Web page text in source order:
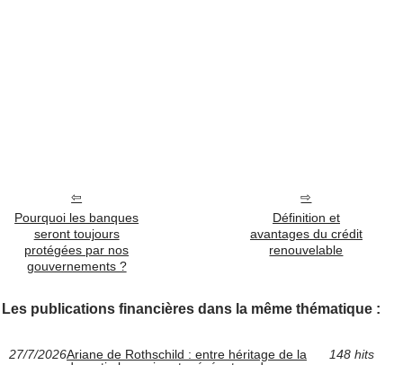
Pourquoi les banques
seront toujours
protégées par nos
gouvernements ?
Définition et
avantages du crédit
renouvelable
Les publications financières dans la même thématique :
27/7/2026Ariane de Rothschild : entre héritage de la
148 hits